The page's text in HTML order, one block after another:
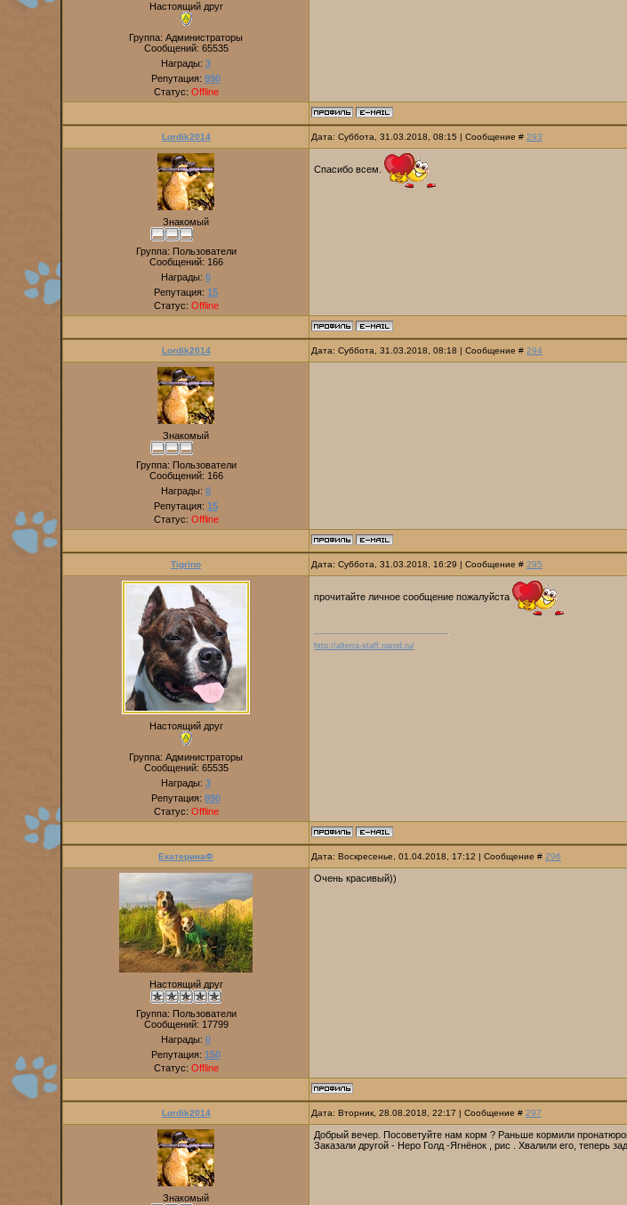
Настоящий друг
Группа: Администраторы
Сообщений: 65535
Награды: 3
Репутация: 890
Статус: Offline
Lordik2014 Дата: Суббота, 31.03.2018, 08:15 | Сообщение # 293
Знакомый
Группа: Пользователи
Сообщений: 166
Награды: 0
Репутация: 15
Статус: Offline
Спасибо всем.
Lordik2014 Дата: Суббота, 31.03.2018, 08:18 | Сообщение # 294
Знакомый
Группа: Пользователи
Сообщений: 166
Награды: 0
Репутация: 15
Статус: Offline
Tigrino Дата: Суббота, 31.03.2018, 16:29 | Сообщение # 295
Настоящий друг
Группа: Администраторы
Сообщений: 65535
Награды: 3
Репутация: 890
Статус: Offline
прочитайте личное сообщение пожалуйста
http://alterra-staff.narod.ru/
ЕкатеринаФ Дата: Воскресенье, 01.04.2018, 17:12 | Сообщение # 296
Настоящий друг
Группа: Пользователи
Сообщений: 17799
Награды: 0
Репутация: 150
Статус: Offline
Очень красивый))
Lordik2014 Дата: Вторник, 28.08.2018, 22:17 | Сообщение # 297
Знакомый
Добрый вечер. Посоветуйте нам корм ? Раньше кормили
Заказали другой - Неро Голд -Ягнёнок , рис . Хвалили его, теперь